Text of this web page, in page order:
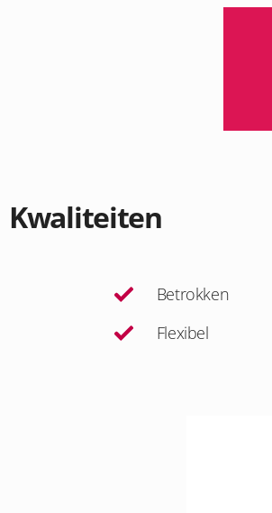
Kwaliteiten
Betrokken
Flexibel